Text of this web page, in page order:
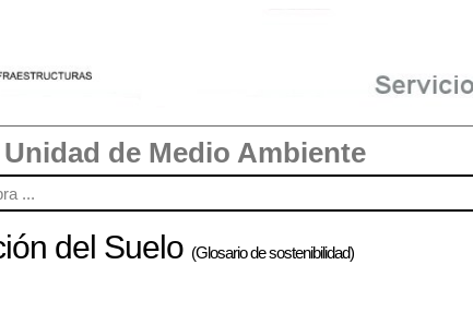
Unidad de Medio Ambiente
del Suelo (Glosario de sostenibilidad)